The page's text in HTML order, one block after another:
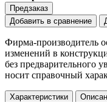
Предзаказ
Добавить в сравнение
Фирма-производитель
изменений в
без предварительного
носит справочный
Характеристики